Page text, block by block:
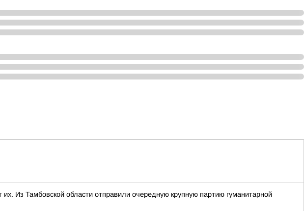
Из Тамбовской области отправили очередную крупную партию гуманитарной